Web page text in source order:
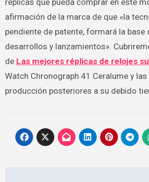
afirmación de la marca de que «la
pendiente de patente, formará la base
desarrollos y lanzamientos».
de Las mejores réplicas de relojes
Watch Chronograph 41 Ceralume y
producción posteriores a su debido